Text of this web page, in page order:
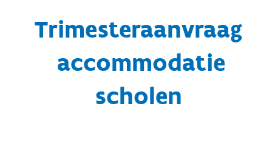
Trimesteraanvraag
accommodatie
scholen